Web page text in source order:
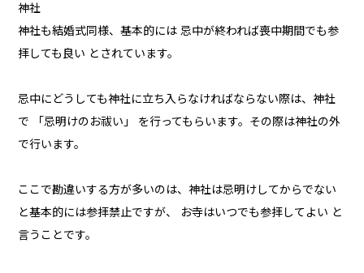
神社
神社も結婚式同様、基本的には 忌中が終われば喪中期間でも参
拝しても良い とされています。
忌中にどうしても神社に立ち入らなければならない際は、神社
で 「忌明けのお祓い」 を行ってもらいます。その際は神社の外
で行います。
ここで勘違いする方が多いのは、神社は忌明けしてからでない
と基本的には参拝禁止ですが、 お寺はいつでも参拝してよい と
言うことです。